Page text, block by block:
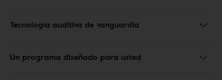
Tecnología auditiva de vanguardia
Un programa diseñado para usted